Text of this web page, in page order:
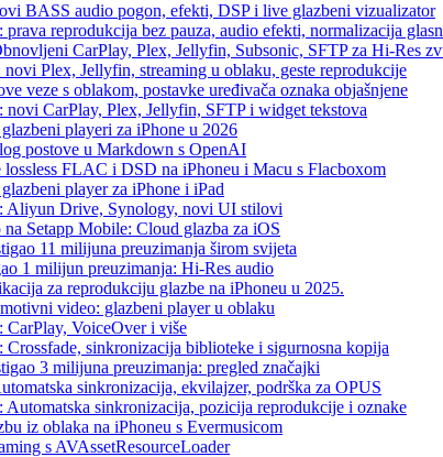
BASS audio pogon, efekti, DSP i live glazbeni vizualizator
prava reprodukcija bez pauza, audio efekti, normalizacija
CarPlay, Plex, Jellyfin, Subsonic, SFTP za Hi-Res
Plex, Jellyfin, streaming u oblaku, geste reprodukcije
veze s oblakom, postavke uređivača oznaka objašnjene
novi CarPlay, Plex, Jellyfin, SFTP i widget tekstova
playeri za iPhone u 2026
postove u Markdown s OpenAI
lossless FLAC i DSD na iPhoneu i Macu s Flacboxom
player za iPhone i iPad
Aliyun Drive, Synology, novi UI stilovi
Setapp Mobile: Cloud glazba za iOS
11 milijuna preuzimanja širom svijeta
1 milijun preuzimanja: Hi-Res audio
za reprodukciju glazbe na iPhoneu u 2025.
video: glazbeni player u oblaku
CarPlay, VoiceOver i više
Crossfade, sinkronizacija biblioteke i sigurnosna kopija
3 milijuna preuzimanja: pregled značajki
sinkronizacija, ekvilajzer, podrška za OPUS
Automatska sinkronizacija, pozicija reprodukcije i oznake
iz oblaka na iPhoneu s Evermusicom
s AVAssetResourceLoader